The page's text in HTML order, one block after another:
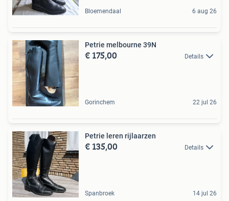
Bloemendaal 6 aug 26
Petrie melbourne 39N
€ 175,00 Details
Gorinchem 22 jul 26
Petrie leren rijlaarzen
€ 135,00 Details
Spanbroek 14 jul 26